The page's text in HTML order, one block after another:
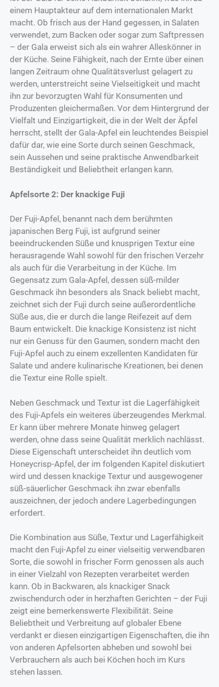
einem Hauptakteur auf dem internationalen Markt
macht. Ob frisch aus der Hand gegessen, in Salaten
verwendet, zum Backen oder sogar zum Saftpressen
– der Gala erweist sich als ein wahrer Alleskönner in
der Küche. Seine Fähigkeit, nach der Ernte über einen
langen Zeitraum ohne Qualitätsverlust gelagert zu
werden, unterstreicht seine Vielseitigkeit und macht
ihn zur bevorzugten Wahl für Konsumenten und
Produzenten gleichermaßen. Vor dem Hintergrund der
Vielfalt und Einzigartigkeit, die in der Welt der Äpfel
herrscht, stellt der Gala-Apfel ein leuchtendes Beispiel
dafür dar, wie eine Sorte durch seinen Geschmack,
sein Aussehen und seine praktische Anwendbarkeit
Beständigkeit und Beliebtheit erlangen kann.
Apfelsorte 2: Der knackige Fuji
Der Fuji-Apfel, benannt nach dem berühmten
japanischen Berg Fuji, ist aufgrund seiner
beeindruckenden Süße und knusprigen Textur eine
herausragende Wahl sowohl für den frischen Verzehr
als auch für die Verarbeitung in der Küche. Im
Gegensatz zum Gala-Apfel, dessen süß-milder
Geschmack ihn besonders als Snack beliebt macht,
zeichnet sich der Fuji durch seine außerordentliche
Süße aus, die er durch die lange Reifezeit auf dem
Baum entwickelt. Die knackige Konsistenz ist nicht
nur ein Genuss für den Gaumen, sondern macht den
Fuji-Apfel auch zu einem exzellenten Kandidaten für
Salate und andere kulinarische Kreationen, bei denen
die Textur eine Rolle spielt.
Neben Geschmack und Textur ist die Lagerfähigkeit
des Fuji-Apfels ein weiteres überzeugendes Merkmal.
Er kann über mehrere Monate hinweg gelagert
werden, ohne dass seine Qualität merklich nachlässt.
Diese Eigenschaft unterscheidet ihn deutlich vom
Honeycrisp-Apfel, der im folgenden Kapitel diskutiert
wird und dessen knackige Textur und ausgewogener
süß-säuerlicher Geschmack ihn zwar ebenfalls
auszeichnen, der jedoch andere Lagerbedingungen
erfordert.
Die Kombination aus Süße, Textur und Lagerfähigkeit
macht den Fuji-Apfel zu einer vielseitig verwendbaren
Sorte, die sowohl in frischer Form genossen als auch
in einer Vielzahl von Rezepten verarbeitet werden
kann. Ob in Backwaren, als knackiger Snack
zwischendurch oder in herzhaften Gerichten – der Fuji
zeigt eine bemerkenswerte Flexibilität. Seine
Beliebtheit und Verbreitung auf globaler Ebene
verdankt er diesen einzigartigen Eigenschaften, die ihn
von anderen Apfelsorten abheben und sowohl bei
Verbrauchern als auch bei Köchen hoch im Kurs
stehen lassen.